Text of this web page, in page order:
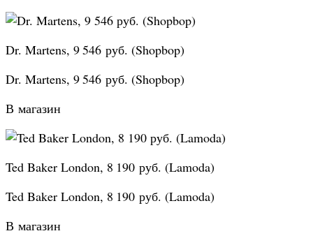
Dr. Martens, 9 546 руб. (Shopbop)
Dr. Martens, 9 546 руб. (Shopbop)
В магазин
Ted Baker London, 8 190 руб. (Lamoda)
Ted Baker London, 8 190 руб. (Lamoda)
В магазин